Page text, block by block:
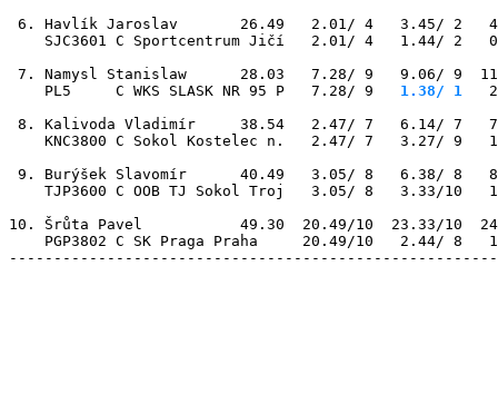
6. Havlík Jaroslav       26.49   2.01/ 4   3.45/ 2
SJC3601 C Sportcentrum Jičí   2.01/ 4   1.44/ 2
7. Namysl Stanislaw      28.03   7.28/ 9   9.06/ 9
    PL5     C WKS SLASK NR 95 P   7.28/ 9
   1.38/ 1
8. Kalivoda Vladimír     38.54   2.47/ 7   6.14/ 7
KNC3800 C Sokol Kostelec n.   2.47/ 7   3.27/ 9
9. Burýšek Slavomír      40.49   3.05/ 8   6.38/ 8
TJP3600 C OOB TJ Sokol Troj   3.05/ 8   3.33/10
10. Šrůta Pavel           49.30  20.49/10  23.33/10
PGP3802 C SK Praga Praha     20.49/10   2.44/ 8